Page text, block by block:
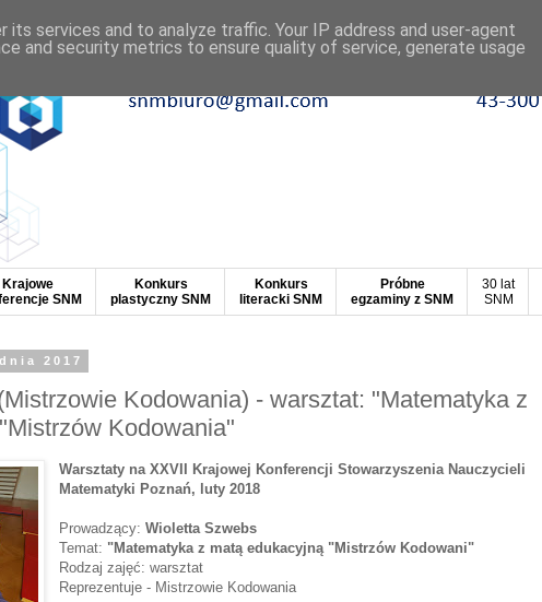
Krajowe
SNM
Konkurs
plastyczny SNM
Konkurs
literacki SNM
Próbne
egzaminy z SNM
30 lat
SNM
2017
Kodowania) - warsztat: "Matematyka z
Kodowania"
Warsztaty na XXVII Krajowej Konferencji Stowarzyszenia Nauczycieli
Matematyki Poznań, luty 2018
Prowadzący:Wioletta Szwebs
Temat: "Matematyka z matą edukacyjną "Mistrzów Kodowani"
Rodzaj zajęć: warsztat
Reprezentuje - Mistrzowie Kodowania
services and to analyze traffic. Your IP address and user-agent
and security metrics to ensure quality of service, generate usage